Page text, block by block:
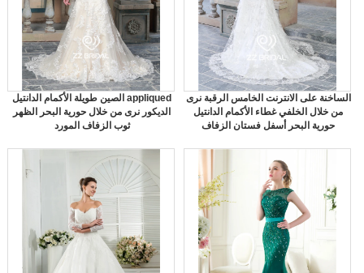
الصين طويلة الأكمام الدانتيل appliqued
الديكور نرى من خلال حورية البحر الظهر
ثوب الزفاف المورد
الساخنة على الانترنت الخامس الرقبة نرى
من خلال الخلفي غطاء الأكمام الدانتيل
حورية البحر أسفل فستان الزفاف